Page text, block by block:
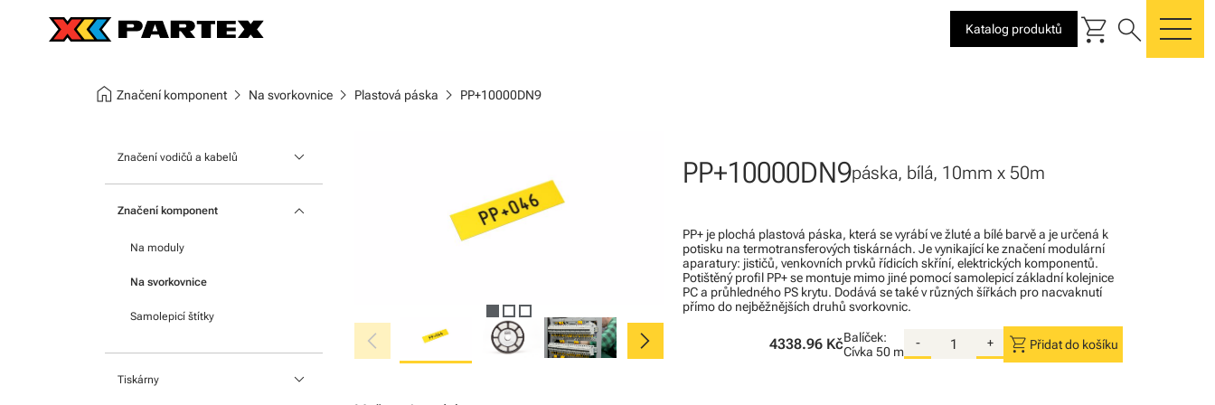
Katalog produktů shopping_cart search
home Značení komponent chevron_right Na svorkovnice chevron_right Plastová páska chevron_right PP+10000DN9
Značení vodičů a kabelů keyboard_arrow_down
Značení komponent keyboard_arrow_down
Na moduly
Na svorkovnice
Samolepicí štítky
Tiskárny keyboard_arrow_down
chevron_left chevron_right
PP+10000DN9páska, bílá, 10mm x 50m
PP+ je plochá plastová páska, která se vyrábí ve žluté a bílé barvě a je určená k
potisku na termotransferových tiskárnách. Je vynikající ke značení modulární
aparatury: jističů, venkovních prvků řídicích skříní, elektrických komponentů.
Potištěný profil PP+ se montuje mimo jiné pomocí samolepicí základní kolejnice
PC a průhledného PS krytu. Dodává se také v různých šířkách pro nacvaknutí
přímo do nejběžnějších druhů svorkovnic.
4338.96 KčBalíček:
Cívka 50 m
- + shopping_cart Přidat do košíku